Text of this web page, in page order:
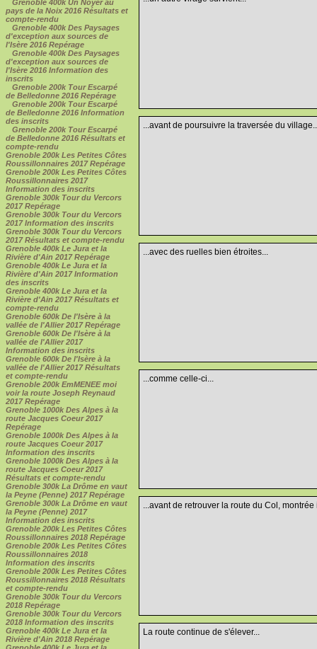
Grenoble 400k Un Noyer au
pays de la Noix 2016 Résultats et
compte-rendu
Grenoble 400k Des Paysages
d'exception aux sources de
l'Isère 2016 Repérage
Grenoble 400k Des Paysages
d'exception aux sources de
l'Isère 2016 Information des
inscrits
Grenoble 200k Tour Escarpé
de Belledonne 2016 Repérage
Grenoble 200k Tour Escarpé
de Belledonne 2016 Information
des inscrits
Grenoble 200k Tour Escarpé
de Belledonne 2016 Résultats et
compte-rendu
Grenoble 200k Les Petites Côtes
Roussillonnaires 2017 Repérage
Grenoble 200k Les Petites Côtes
Roussillonnaires 2017
Information des inscrits
Grenoble 300k Tour du Vercors
2017 Repérage
Grenoble 300k Tour du Vercors
2017 Information des inscrits
Grenoble 300k Tour du Vercors
2017 Résultats et compte-rendu
Grenoble 400k Le Jura et la
Rivière d'Ain 2017 Repérage
Grenoble 400k Le Jura et la
Rivière d'Ain 2017 Information
des inscrits
Grenoble 400k Le Jura et la
Rivière d'Ain 2017 Résultats et
compte-rendu
Grenoble 600k De l'Isère à la
vallée de l'Allier 2017 Repérage
Grenoble 600k De l'Isère à la
vallée de l'Allier 2017
Information des inscrits
Grenoble 600k De l'Isère à la
vallée de l'Allier 2017 Résultats
et compte-rendu
Grenoble 200k EmMENEE moi
voir la route Joseph Reynaud
2017 Repérage
Grenoble 1000k Des Alpes à la
route Jacques Coeur 2017
Repérage
Grenoble 1000k Des Alpes à la
route Jacques Coeur 2017
Information des inscrits
Grenoble 1000k Des Alpes à la
route Jacques Coeur 2017
Résultats et compte-rendu
Grenoble 300k La Drôme en vaut
la Peyne (Penne) 2017 Repérage
Grenoble 300k La Drôme en vaut
la Peyne (Penne) 2017
Information des inscrits
Grenoble 200k Les Petites Côtes
Roussillonnaires 2018 Repérage
Grenoble 200k Les Petites Côtes
Roussillonnaires 2018
Information des inscrits
Grenoble 200k Les Petites Côtes
Roussillonnaires 2018 Résultats
et compte-rendu
Grenoble 300k Tour du Vercors
2018 Repérage
Grenoble 300k Tour du Vercors
2018 Information des inscrits
Grenoble 400k Le Jura et la
Rivière d'Ain 2018 Repérage
...avant de poursuivre la traversée du
...avec des ruelles bien étroites...
...comme celle-ci...
...avant de retrouver la route du Col,
La route continue de s'élever...